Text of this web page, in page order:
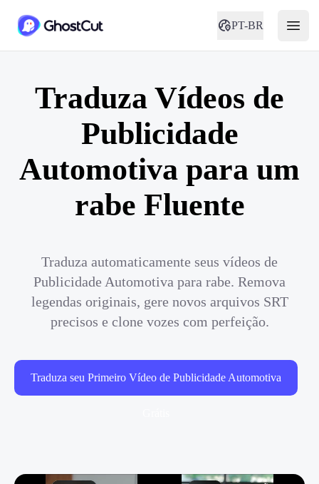
PT-BR
Traduza Vídeos de
Publicidade
Automotiva para um
rabe Fluente
Traduza automaticamente seus vídeos de
Publicidade Automotiva para rabe. Remova
legendas originais, gere novos arquivos SRT
precisos e clone vozes com perfeição.
Traduza seu Primeiro Vídeo de Publicidade Automotiva